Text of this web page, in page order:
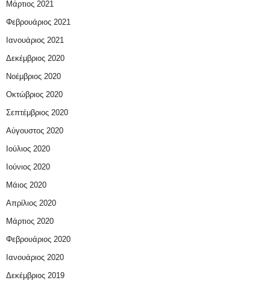
Μάρτιος 2021
Φεβρουάριος 2021
Ιανουάριος 2021
Δεκέμβριος 2020
Νοέμβριος 2020
Οκτώβριος 2020
Σεπτέμβριος 2020
Αύγουστος 2020
Ιούλιος 2020
Ιούνιος 2020
Μάιος 2020
Απρίλιος 2020
Μάρτιος 2020
Φεβρουάριος 2020
Ιανουάριος 2020
Δεκέμβριος 2019